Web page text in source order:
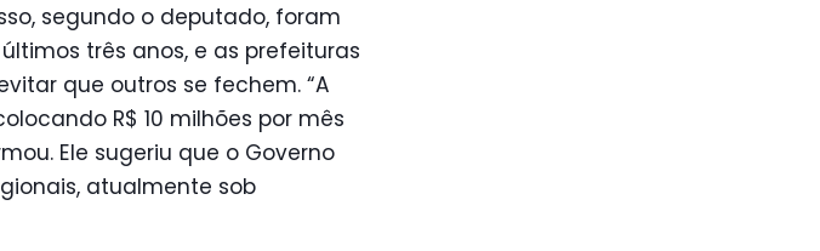
segundo o deputado, foram
três anos, e as prefeituras
que outros se fechem. “A
R$ 10 milhões por mês
Ele sugeriu que o Governo
atualmente sob